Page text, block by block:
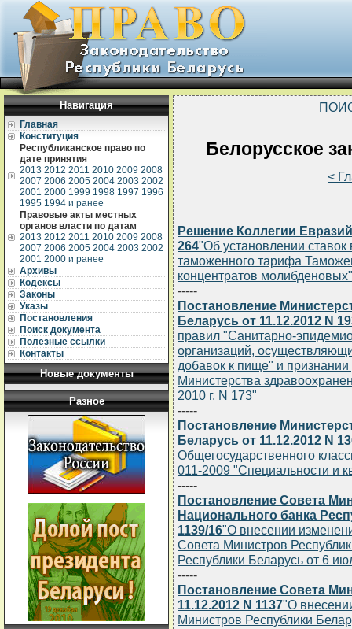
Навигация
Главная
Конституция
Республиканское право по
дате принятия
2013 2012 2011 2010 2009 2008
2007 2006 2005 2004 2003 2002
2001 2000 1999 1998 1997 1996
1995 1994 и ранее
Правовые акты местных
органов власти по датам
2013 2012 2011 2010 2009 2008
2007 2006 2005 2004 2003 2002
2001 2000 и ранее
Архивы
Кодексы
Законы
Указы
Постановления
Поиск документа
Полезные ссылки
Контакты
Новые документы
Разное
Белорусское
<
Решение Коллегии
264"Об установлении
таможенного тарифа
концентратов молибденовых"
-----
Постановление
Беларусь от 11.12.2012 N
правил "Санитарно-
организаций,
добавок к пище" и
Министерства
2010 г. N 173"
-----
Постановление
Беларусь от 11.12.2012 N
Общегосударственного
011-2009 "Специальности и
-----
Постановление Совета
Национального банка
1139/16"О внесении
Совета Министров
Республики Беларусь от 6
-----
Постановление Совета
11.12.2012 N 1137"О
Министров Республики